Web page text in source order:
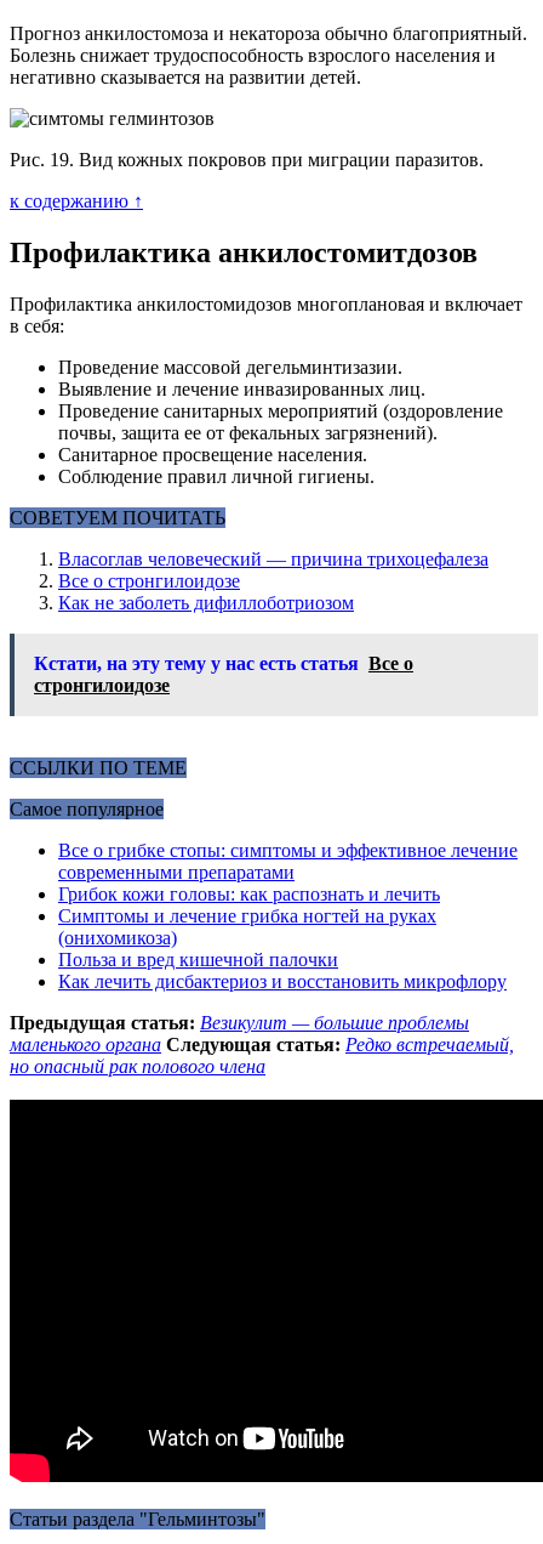
Прогноз анкилостомоза и некатороза обычно благоприятный.
Болезнь снижает трудоспособность взрослого населения и
негативно сказывается на развитии детей.
Рис. 19. Вид кожных покровов при миграции паразитов.
к содержанию ↑
Профилактика анкилостомитдозов
Профилактика анкилостомидозов многоплановая и включает
в себя:
Проведение массовой дегельминтизазии.
Выявление и лечение инвазированных лиц.
Проведение санитарных мероприятий (оздоровление
почвы, защита ее от фекальных загрязнений).
Санитарное просвещение населения.
Соблюдение правил личной гигиены.
СОВЕТУЕМ ПОЧИТАТЬ
Власоглав человеческий — причина трихоцефалеза
Все о стронгилоидозе
Как не заболеть дифиллоботриозом
Кстати, на эту тему у нас есть статья Все о
стронгилоидозе
ССЫЛКИ ПО ТЕМЕ
Самое популярное
Все о грибке стопы: симптомы и эффективное лечение
современными препаратами
Грибок кожи головы: как распознать и лечить
Симптомы и лечение грибка ногтей на руках
(онихомикоза)
Польза и вред кишечной палочки
Как лечить дисбактериоз и восстановить микрофлору
Предыдущая статья: Везикулит — большие проблемы
маленького органа Следующая статья: Редко встречаемый,
но опасный рак полового члена
Статьи раздела "Гельминтозы"